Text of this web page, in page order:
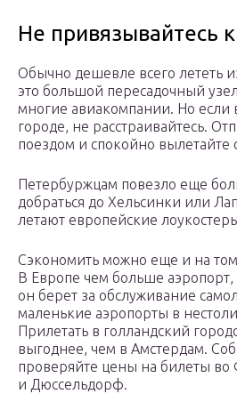
Не привязывайтесь
Обычно дешевле всего лететь
это большой пересадочный
многие авиакомпании. Но если
городе, не расстраивайтесь.
поездом и спокойно вылетайте
Петербуржцам повезло еще
добраться до Хельсинки или
летают европейские
Сэкономить можно еще и на
В Европе чем больше
он берет за обслуживание
маленькие аэропорты в
Прилетать в голландский
выгоднее, чем в Амстердам.
проверяйте цены на билеты
и Дюссельдорф.